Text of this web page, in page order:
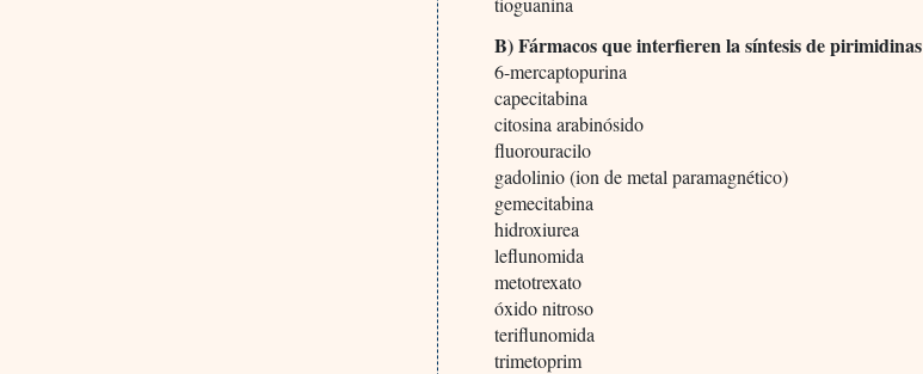
B) Fármacos que interfieren la síntesis de pirimidinas
6-mercaptopurina
capecitabina
citosina arabinósido
fluorouracilo
gadolinio (ion de metal paramagnético)
gemecitabina
hidroxiurea
leflunomida
metotrexato
óxido nitroso
teriflunomida
trimetoprim